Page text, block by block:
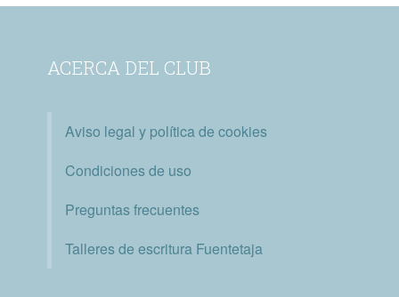
ACERCA DEL CLUB
Aviso legal y política de cookies
Condiciones de uso
Preguntas frecuentes
Talleres de escritura Fuentetaja